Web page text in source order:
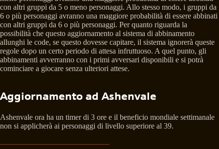
con altri gruppi da 5 o meno personaggi. Allo stesso modo, i gruppi da
6 o più personaggi avranno una maggiore probabilità di essere abbinati
con altri gruppi da 6 o più personaggi. Per quanto riguarda la
possibilità che questo aggiornamento al sistema di abbinamento
allunghi le code, se questo dovesse capitare, il sistema ignorerà queste
regole dopo un certo periodo di attesa infruttuoso. A quel punto, gli
abbinamenti avverranno con i primi avversari disponibili e si potrà
cominciare a giocare senza ulteriori attese.
Aggiornamento ad Ashenvale
Ashenvale ora ha un timer di 3 ore e il beneficio mondiale settimanale
non si applicherà ai personaggi di livello superiore al 39.